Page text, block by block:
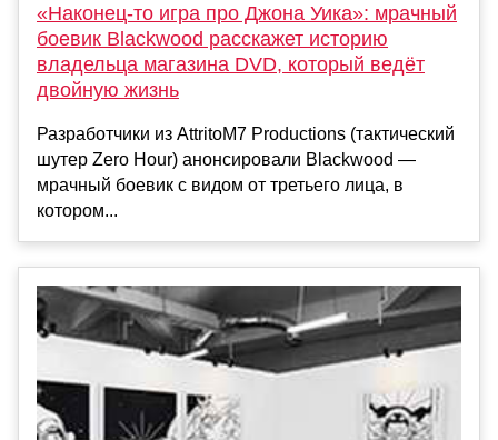
«Наконец-то игра про Джона Уика»: мрачный
боевик Blackwood расскажет историю
владельца магазина DVD, который ведёт
двойную жизнь
Разработчики из AttritoM7 Productions (тактический
шутер Zero Hour) анонсировали Blackwood —
мрачный боевик с видом от третьего лица, в
котором...